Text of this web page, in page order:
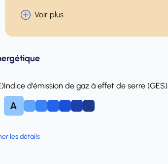
Voir plus
Indice d'émission de gaz à effet de serre (GES)
A
les détails